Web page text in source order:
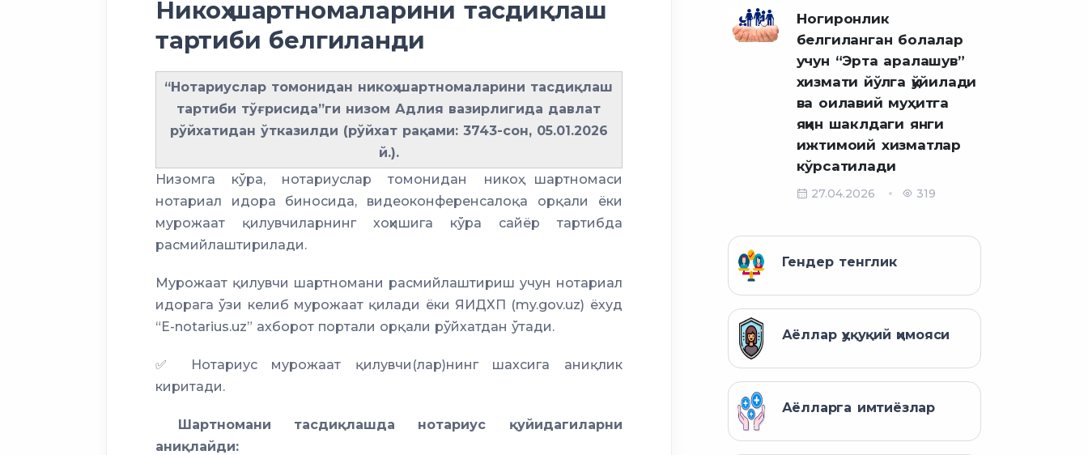
Никоҳ шартномаларини тасдиқлаш
тартиби белгиланди
“Нотариуслар томонидан никоҳ шартномаларини тасдиқлаш
тартиби тўғрисида”ги низом Адлия вазирлигида давлат
рўйхатидан ўтказилди (рўйхат рақами: 3743-сон, 05.01.2026
й.).
Низомга кўра, нотариуслар томонидан никоҳ шартномаси
нотариал идора биносида, видеоконференсалоқа орқали ёки
мурожаат қилувчиларнинг хоҳишига кўра сайёр тартибда
расмийлаштирилади.
Мурожаат қилувчи шартномани расмийлаштириш учун нотариал
идорага ўзи келиб мурожаат қилади ёки ЯИДХП (my.gov.uz) ёхуд
“E-notarius.uz” ахборот портали орқали рўйхатдан ўтади.
✅ Нотариус мурожаат қилувчи(лар)нинг шахсига аниқлик
киритади.
Шартномани тасдиқлашда нотариус қуйидагиларни
аниқлайди:
Ногиронлик
белгиланган болалар
учун “Эрта аралашув”
хизмати йўлга қўйилади
ва оилавий муҳитга
яқин шаклдаги янги
ижтимоий хизматлар
кўрсатилади
27.04.2026 319
Гендер тенглик
Аёллар ҳуқуқий ҳимояси
Аёлларга имтиёзлар